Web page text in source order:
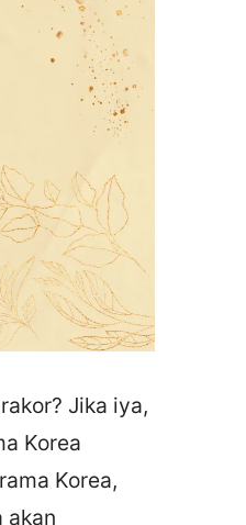
Jika iya,
Korea
Korea,
akan